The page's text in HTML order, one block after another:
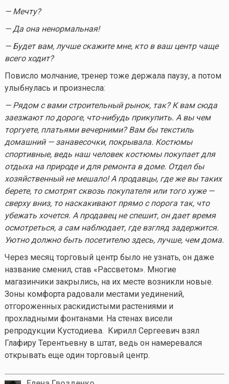
— Мечту?
— Да она ненормальная!
— Будет вам, лучше скажите мне, кто в ваш центр чаще
всего ходит?
Повисло молчание, тренер тоже держала паузу, а потом
улыбнулась и произнесла:
— Рядом с вами строительный рынок, так? К вам сюда
заезжают по дороге, что-нибудьприкупить. А вы чем
торгуете, платьями вечерними? Вам бы текстиль
домашний — занавесочки, покрывала. Костюмы
спортивные, ведь наш человек костюмы покупает для
отдыха на природе и для ремонта в доме. Отдел бы
хозяйственный не мешало! А продавцы, где же вы таких
берете, то смотрят сквозь покупателя или того хуже —
сверху вниз, то наскакивают прямо с порога так, что
убежать хочется. А продавец не спешит, он дает время
осмотреться, а сам наблюдает, где взгляд задержится.
Уютно должно быть посетителю здесь, лучше, чем дома.
Через месяц торговый центр было не узнать, он даже
название сменил, став «Рассветом». Многие
магазинчики закрылись, на их месте возникли новые.
Зоны комфорта радовали местами уединений,
отгороженных раскидистыми растениями и
прохладными фонтанами. На стенах висели
репродукции Кустодиева. Кирилл Сергеевич взял
Глафиру Терентьевну в штат, ведь он намеревался
открывать еще один торговый центр.